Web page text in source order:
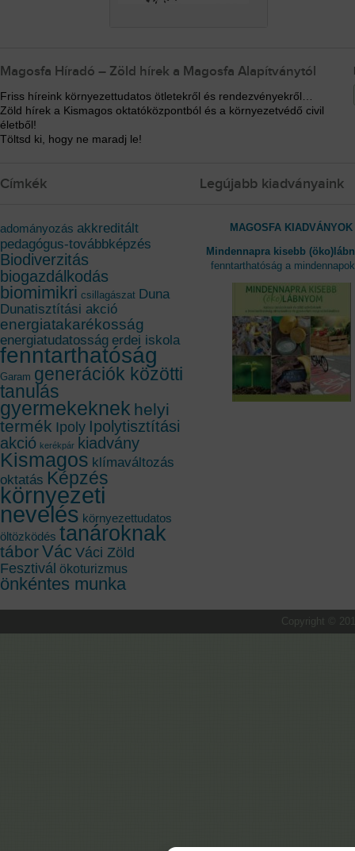
Magosfa Híradó – Zöld hírek a Magosfa Alapítványtól
Friss híreink környezettudatos ötletekről és rendezvényekről…
Zöld hírek a Kismagos oktatóközpontból és a környezetvédő civil
életből!
Töltsd ki, hogy ne maradj le!
Címkék
adományozás akkreditált
pedagógus-továbbképzés
Biodiverzitás
biogazdálkodás
biomimikri csillagászat Duna
Dunatisztítási akció
energiatakarékosság
energiatudatosság erdei iskola
fenntarthatóság
Garam generációk közötti
tanulás
gyermekeknek helyi
termék Ipoly Ipolytisztítási
akció kerékpár kiadvány
Kismagos klímaváltozás
oktatás Képzés
környezeti
nevelés környezettudatos
öltözködés tanároknak
táborVác Váci Zöld
Fesztivál ökoturizmus
önkéntes munka
Legújabb kiadványaink
MAGOSFA KIADVÁNYOK
Mindennapra kisebb
fenntarthatóság a
Copyright ©